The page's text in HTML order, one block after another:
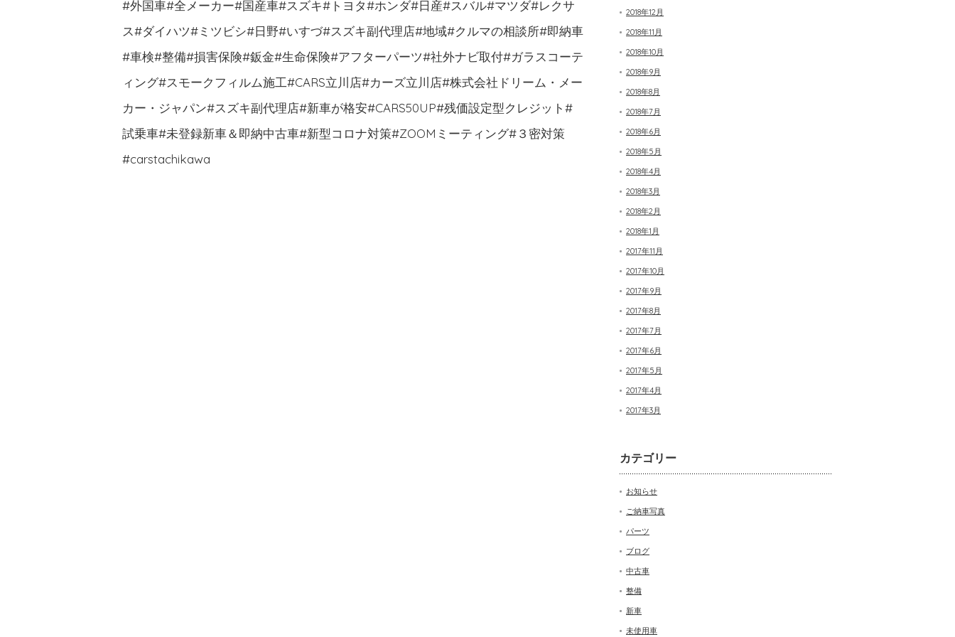
#外国車#全メーカー#国産車#スズキ#トヨタ#ホンダ#日産#スバル#マツダ#レクサ
ス#ダイハツ#ミツビシ#日野#いすづ#スズキ副代理店#地域#クルマの相談所#即納車
#車検#整備#損害保険#鈑金#生命保険#アフターパーツ#社外ナビ取付#ガラスコーテ
ィング#スモークフィルム施工#CARS立川店#カーズ立川店#株式会社ドリーム・メー
カー・ジャパン#スズキ副代理店#新車が格安#CARS50UP#残価設定型クレジット#
試乗車#未登録新車＆即納中古車#新型コロナ対策#ZOOMミーティング#３密対策
#carstachikawa
2018年12月
2018年11月
2018年10月
2018年9月
2018年8月
2018年7月
2018年6月
2018年5月
2018年4月
2018年3月
2018年2月
2018年1月
2017年11月
2017年10月
2017年9月
2017年8月
2017年7月
2017年6月
2017年5月
2017年4月
2017年3月
カテゴリー
お知らせ
ご納車写真
パーツ
ブログ
中古車
整備
新車
未使用車